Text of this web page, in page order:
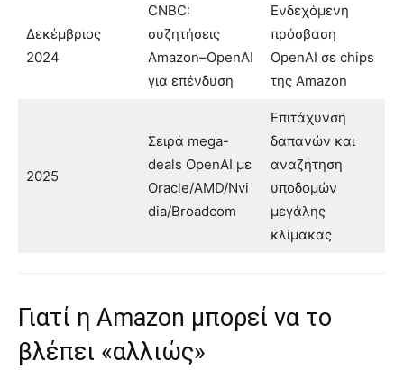
Δεκέμβριος
2024
CNBC:
συζητήσεις
Amazon–OpenAI
για επένδυση
Ενδεχόμενη
πρόσβαση
OpenAI σε chips
της Amazon
2025
Σειρά mega-
deals OpenAI με
Oracle/AMD/Nvi
dia/Broadcom
Επιτάχυνση
δαπανών και
αναζήτηση
υποδομών
μεγάλης
κλίμακας
Γιατί η Amazon μπορεί να το
βλέπει «αλλιώς»